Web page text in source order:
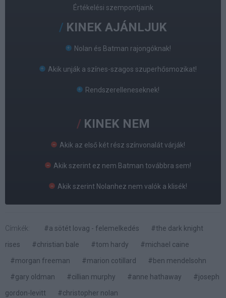
Értékelési szempontjaink
KINEK AJÁNLJUK
Nolan és Batman rajongóknak!
Akik unják a színes-szagos szuperhősmozikat!
Rendszerelleneseknek!
KINEK NEM
Akik az első két rész színvonalát várják!
Akik szerint ez nem Batman továbbra sem!
Akik szerint Nolanhez nem valók a klisék!
Címkék: #a sötét lovag - felemelkedés
#the dark knight
rises
#christian bale #tom hardy
#michael caine
#morgan freeman
#marion cotillard
#ben mendelsohn
#gary oldman
#cillian murphy #anne hathaway
#joseph
gordon-levitt
#christopher nolan